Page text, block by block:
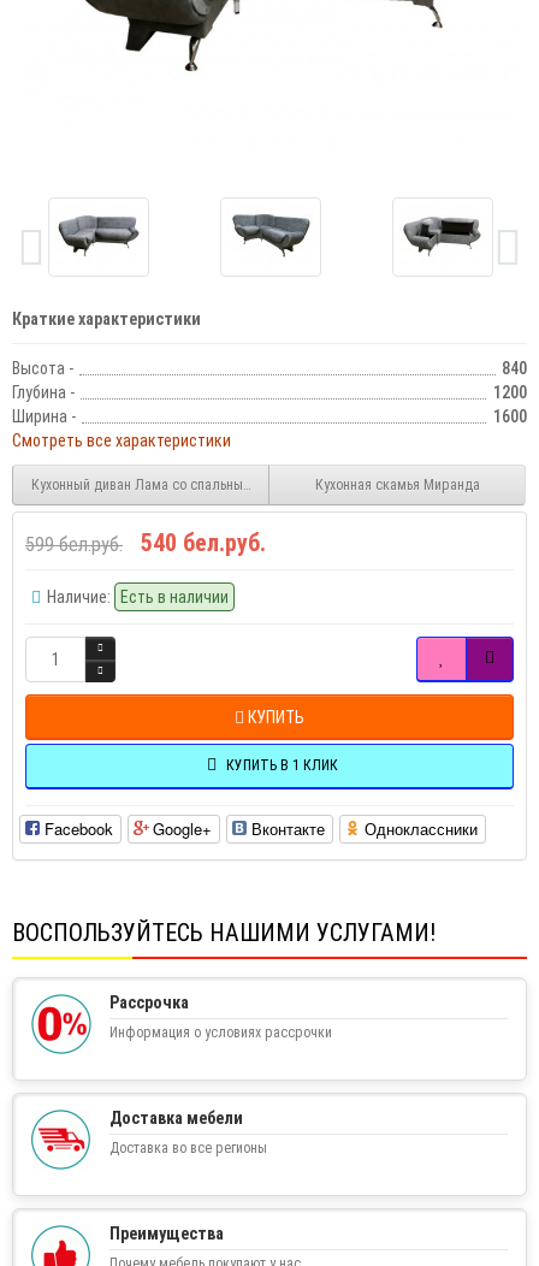
Краткие характеристики
Высота -
840
Глубина -
1200
Ширина -
1600
Смотреть все характеристики
Кухонный диван Лама со спальным местом Кухонная скамья Миранда
599 бел.руб. 540 бел.руб.
Наличие: Есть в наличии
КУПИТЬ
КУПИТЬ В 1 КЛИК
Facebook Google+ Вконтакте Одноклассники
ВОСПОЛЬЗУЙТЕСЬ НАШИМИ УСЛУГАМИ!
Рассрочка
Информация о условиях рассрочки
Доставка мебели
Доставка во все регионы
Преимущества